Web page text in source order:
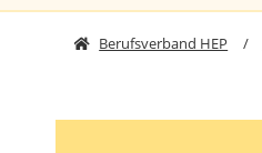
zum Inhalt springen
Berufsverband HEP